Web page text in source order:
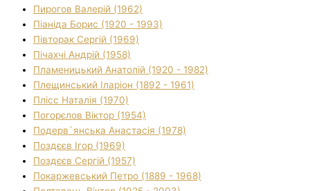
Пирогов Валерій (1962)
Піаніда Борис (1920 - 1993)
Півторак Сергій (1969)
Пічахчі Андрій (1958)
Пламеницький Анатолій (1920 - 1982)
Плещинський Іларіон (1892 - 1961)
Плісс Наталія (1970)
Погорєлов Віктор (1954)
Подерв`янська Анастасія (1978)
Поздєєв Ігор (1969)
Поздєєв Сергій (1957)
Покаржевський Петро (1889 - 1968)